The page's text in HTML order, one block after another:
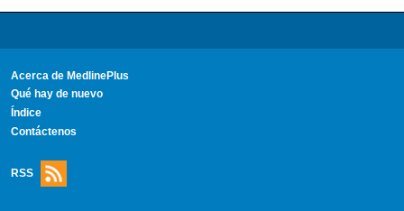
Acerca de MedlinePlus
Qué hay de nuevo
Índice
Contáctenos
RSS